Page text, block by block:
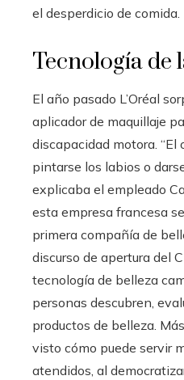
el desperdicio de comida.
Tecnología de
El año pasado L’Oréal
aplicador de maquillaje
discapacidad motora. “El
pintarse los labios o
explicaba el empleado
esta empresa francesa
primera compañía de
discurso de apertura del
tecnología de belleza
personas descubren,
productos de belleza.
visto cómo puede servir
atendidos, al